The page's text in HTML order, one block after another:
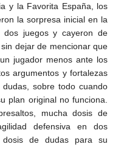
y la Favorita España, los
la sorpresa inicial en la
dos juegos y cayeron de
dejar de mencionar que
jugador menos ante los
argumentos y fortalezas
sobre todo cuando
plan original no funciona.
mucha dosis de
defensiva en dos
dosis de dudas para su